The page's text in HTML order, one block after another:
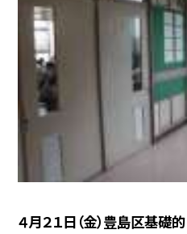
４月２１日（金）豊島区基